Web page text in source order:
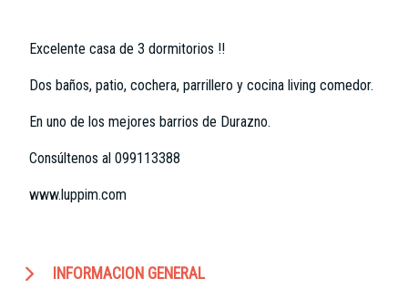
Excelente casa de 3 dormitorios !!
Dos baños, patio, cochera, parrillero y cocina living comedor.
En uno de los mejores barrios de Durazno.
Consúltenos al 099113388
www.luppim.com
INFORMACION GENERAL